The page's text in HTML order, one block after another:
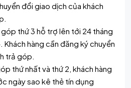
đổi giao dịch của khách
thứ 3 hỗ trợ lên tới 24 tháng
Khách hàng cần đăng ký chuyển
trả góp.
thứ nhất và thứ 2, khách hàng
ngày sao kê thẻ tín dụng